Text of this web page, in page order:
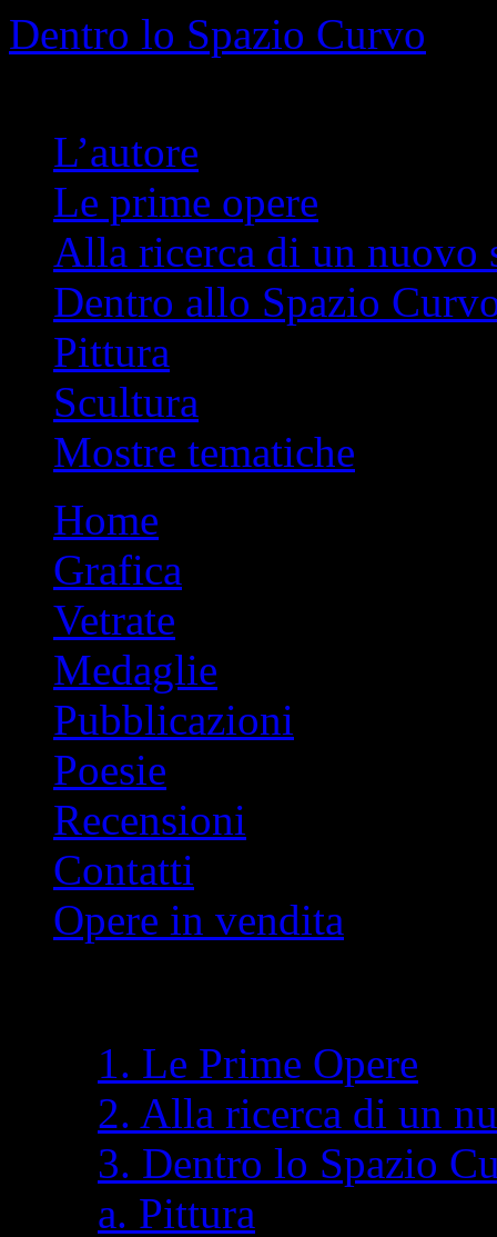
Dentro lo Spazio Curvo
L’autore
Le prime opere
Alla ricerca di un nuovo
Dentro allo Spazio
Pittura
Scultura
Mostre tematiche
contenutoHome
Grafica
Vetrate
Medaglie
Pubblicazioni
Poesie
Recensioni
Contatti
Opere in vendita
1. Le Prime Opere
2. Alla ricerca di un
3. Dentro lo Spazio
a. Pittura